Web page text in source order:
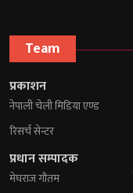
Team
प्रकाशन
नेपाली चेली मिडिया एण्ड
रिसर्च सेन्टर
प्रधान सम्पादक
मेघराज गौतम